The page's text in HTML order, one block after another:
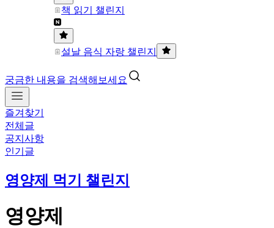
책 읽기 챌린지
설날 음식 자랑 챌린지
궁금한 내용을 검색해보세요
즐겨찾기
전체글
공지사항
인기글
영양제 먹기 챌린지
영양제